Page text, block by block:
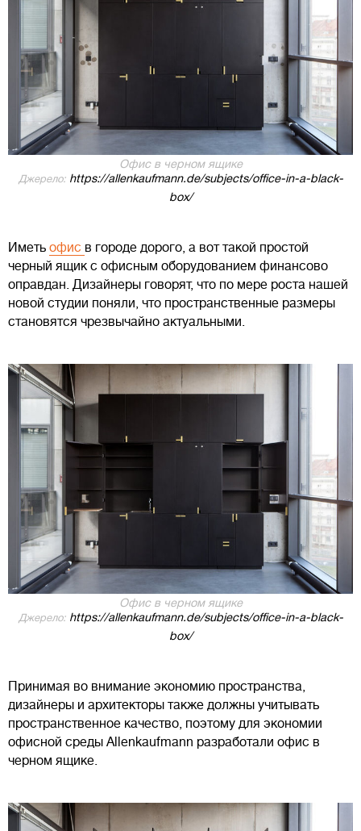
Офис в черном ящике
Джерело:https://allenkaufmann.de/subjects/office-in-a-black-
box/
Иметь офис в городе дорого, а вот такой простой
черный ящик с офисным оборудованием финансово
оправдан. Дизайнеры говорят, что по мере роста нашей
новой студии поняли, что пространственные размеры
становятся чрезвычайно актуальными.
Офис в черном ящике
Джерело:https://allenkaufmann.de/subjects/office-in-a-black-
box/
Принимая во внимание экономию пространства,
дизайнеры и архитекторы также должны учитывать
пространственное качество, поэтому для экономии
офисной среды Allenkaufmann разработали офис в
черном ящике.